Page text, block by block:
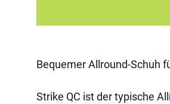
Bequemer Allround-Schuh
Strike QC ist der typische